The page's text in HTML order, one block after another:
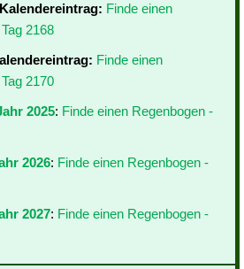
Finde einen
2168
Finde einen
2170
2025: Finde einen Regenbogen -
2026: Finde einen Regenbogen -
2027: Finde einen Regenbogen -